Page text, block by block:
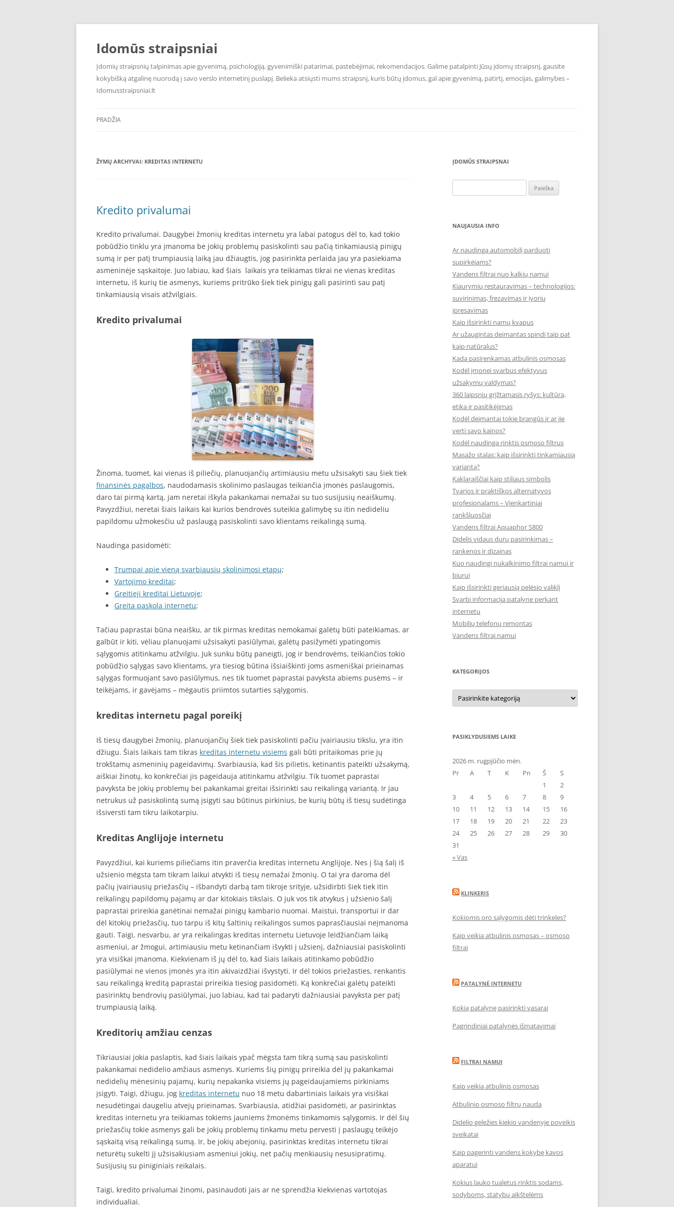
Pereiti
turinio
Idomūs straipsniai
Įdomių straipsnių talpinimas apie gyvenimą, psichologiją, gyvenimiški patarimai, pastebėjimai, rekomendacijos. Galime patalpinti Jūsų įdomų straipsnį, gausite
kokybišką atgalinę nuorodą į savo verslo internetinį puslapį. Belieka atsiųsti mums straipsnį, kuris būtų įdomus, gal apie gyvenimą, patirtį, emocijas, galimybes –
Idomusstraipsniai.lt
PRADŽIA
ŽYMŲ ARCHYVAI: KREDITAS INTERNETU
Kredito privalumai
Kredito privalumai. Daugybei žmonių kreditas internetu yra labai patogus dėl to, kad tokio
pobūdžio tinklu yra įmanoma be jokių problemų pasiskolinti sau pačią tinkamiausią pinigų
sumą ir per patį trumpiausią laiką jau džiaugtis, jog pasirinkta perlaida jau yra pasiekiama
asmeninėje sąskaitoje. Juo labiau, kad šiais laikais yra teikiamas tikrai ne vienas kreditas
internetu, iš kurių tie asmenys, kuriems pritrūko šiek tiek pinigų gali pasirinti sau patį
tinkamiausią visais atžvilgiais.
Kredito privalumai
Žinoma, tuomet, kai vienas iš piliečių, planuojančių artimiausiu metu užsisakyti sau šiek tiek
finansinės pagalbos, naudodamasis skolinimo paslaugas teikiančia įmonės paslaugomis,
daro tai pirmą kartą, jam neretai iškyla pakankamai nemažai su tuo susijusių neaiškumų.
Pavyzdžiui, neretai šiais laikais kai kurios bendrovės suteikia galimybę su itin nedideliu
papildomu užmokesčiu už paslaugą pasiskolinti savo klientams reikalingą sumą.
Naudinga pasidomėti:
Trumpai apie vieną svarbiausių skolinimosi etapų;
Vartojimo kreditai;
Greitieji kreditai Lietuvoje;
Greita paskola internetu;
Tačiau paprastai būna neaišku, ar tik pirmas kreditas nemokamai galėtų būti pateikiamas, ar
galbūt ir kiti, vėliau planuojami užsisakyti pasiūlymai, galėtų pasižymėti ypatingomis
sąlygomis atitinkamu atžvilgiu. Juk sunku būtų paneigti, jog ir bendrovėms, teikiančios tokio
pobūdžio sąlygas savo klientams, yra tiesiog būtina išsiaiškinti joms asmeniškai prieinamas
sąlygas formuojant savo pasiūlymus, nes tik tuomet paprastai pavyksta abiems pusėms – ir
teikėjams, ir gavėjams – mėgautis priimtos sutarties sąlygomis.
kreditas internetu pagal poreikį
Iš tiesų daugybei žmonių, planuojančių šiek tiek pasiskolinti pačiu įvairiausiu tikslu, yra itin
džiugu. Šiais laikais tam tikras kreditas internetu visiems gali būti pritaikomas prie jų
trokštamų asmeninių pageidavimų. Svarbiausia, kad šis pilietis, ketinantis pateikti užsakymą,
aiškiai žinotų, ko konkrečiai jis pageidauja atitinkamu atžvilgiu. Tik tuomet paprastai
pavyksta be jokių problemų bei pakankamai greitai išsirinkti sau reikalingą variantą. Ir jau
netrukus už pasiskolintą sumą įsigyti sau būtinus pirkinius, be kurių būtų iš tiesų sudėtinga
išsiversti tam tikru laikotarpiu.
Kreditas Anglijoje internetu
Pavyzdžiui, kai kuriems piliečiams itin praverčia kreditas internetu Anglijoje. Nes į šią šalį iš
užsienio mėgsta tam tikram laikui atvykti iš tiesų nemažai žmonių. O tai yra daroma dėl
pačių įvairiausių priežasčių – išbandyti darbą tam tikroje srityje, užsidirbti šiek tiek itin
reikalingų papildomų pajamų ar dar kitokiais tikslais. O juk vos tik atvykus į užsienio šalį
paprastai prireikia ganėtinai nemažai pinigų kambario nuomai. Maistui, transportui ir dar
dėl kitokių priežasčių, tuo tarpu iš kitų šaltinių reikalingos sumos paprasčiausiai neįmanoma
gauti. Taigi, nesvarbu, ar yra reikalingas kreditas internetu Lietuvoje leidžiančiam laiką
asmeniui, ar žmogui, artimiausiu metu ketinančiam išvykti į užsienį, dažniausiai pasiskolinti
yra visiškai įmanoma. Kiekvienam iš jų dėl to, kad šiais laikais atitinkamo pobūdžio
pasiūlymai ne vienos įmonės yra itin akivaizdžiai išvystyti. Ir dėl tokios priežasties, renkantis
sau reikalingą kreditą paprastai prireikia tiesiog pasidomėti. Ką konkrečiai galėtų pateikti
pasirinktų bendrovių pasiūlymai, juo labiau, kad tai padaryti dažniausiai pavyksta per patį
trumpiausią laiką.
Kreditorių amžiau cenzas
Tikriausiai jokia paslaptis, kad šiais laikais ypač mėgsta tam tikrą sumą sau pasiskolinti
pakankamai nedidelio amžiaus asmenys. Kuriems šių pinigų prireikia dėl jų pakankamai
nedidelių mėnesinių pajamų, kurių nepakanka visiems jų pageidaujamiems pirkiniams
įsigyti. Taigi, džiugu, jog kreditas internetu nuo 18 metu dabartiniais laikais yra visiškai
nesudėtingai daugeliu atvejų prieinamas. Svarbiausia, atidžiai pasidomėti, ar pasirinktas
kreditas internetu yra teikiamas tokiems jauniems žmonėms tinkamomis sąlygomis. Ir dėl šių
priežasčių tokie asmenys gali be jokių problemų tinkamu metu pervesti į paslaugų teikėjo
sąskaitą visą reikalingą sumą. Ir, be jokių abejonių, pasirinktas kreditas internetu tikrai
neturėtų sukelti jį užsisakiusiam asmeniui jokių, net pačių menkiausių nesusipratimų.
Susijusių su piniginiais reikalais.
Taigi, kredito privalumai žinomi, pasinaudoti jais ar ne sprendžia kiekvienas vartotojas
individualiai.
ĮDOMŪS STRAIPSNAI
NAUJAUSIA INFO
Ar naudinga automobilį parduoti
supirkėjams?
Vandens filtrai nuo kalkių namui
Kiaurymių restauravimas – technologijos:
suvirinimas, frezavimas ir įvorių
įpresavimas
Kaip išsirinkti namų kvapus
Ar užaugintas deimantas spindi taip pat
kaip natūralus?
Kada pasirenkamas atbulinis osmosas
Kodėl įmonei svarbus efektyvus
užsakymų valdymas?
360 laipsnių grįžtamasis ryšys: kultūra,
etika ir pasitikėjimas
Kodėl deimantai tokie brangūs ir ar jie
verti savo kainos?
Kodėl naudinga rinktis osmoso filtrus
Masažo stalas: kaip išsirinkti tinkamiausią
variantą?
Kaklaraiščiai kaip stiliaus simbolis
Tvarios ir praktiškos alternatyvos
profesionalams – Vienkartiniai
rankšluosčiai
Vandens filtrai Aquaphor S800
Didelis vidaus durų pasirinkimas –
rankenos ir dizainas
Kuo naudingi nukalkinimo filtrai namui ir
biurui
Kaip išsirinkti geriausią pelėsio valiklį
Svarbi informacija patalyne perkant
internetu
Mobilių telefonų remontas
Vandens filtrai namui
KATEGORIJOS
Kategorijos
PASIKLYDUSIEMS LAIKE
2026 m. rugpjūčio mėn.
Pr
A T K Pn Š
S
1
2
3
4 5 6 7 8
9
10
11 12 13 14 15
16
17
18 19 20 21 22
23
24
25 26 27 28 29
30
31
« Vas
KLINKERIS
Kokiomis oro sąlygomis dėti trinkeles?
Kaip veikia atbulinis osmosas – osmoso
filtrai
PATALYNĖ INTERNETU
Kokią patalynę pasirinkti vasarai
Pagrindiniai patalynės išmatavimai
FILTRAI NAMUI
Kaip veikia atbulinis osmosas
Atbulinio osmoso filtrų nauda
Didelio geležies kiekio vandenyje poveikis
sveikatai
Kaip pagerinti vandens kokybę kavos
aparatui
Kokius lauko tualetus rinktis sodams,
sodyboms, statybų aikštelėms